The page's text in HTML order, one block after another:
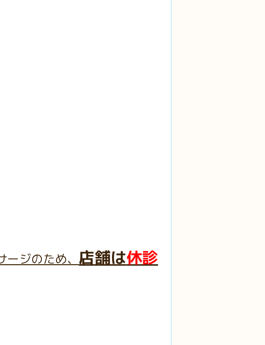
ジのため、 店舗は休診